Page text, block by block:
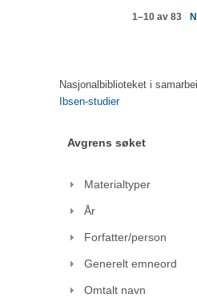
1–10 av 83
Nasjonalbiblioteket i
Ibsen-studier
Avgrens søket
Materialtyper
År
Forfatter/person
Generelt emneord
Omtalt navn